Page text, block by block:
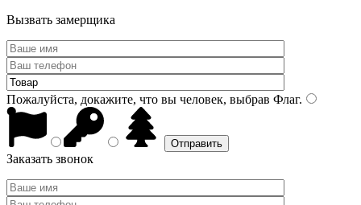
Вызвать замерщика
Пожалуйста, докажите, что вы человек, выбрав Флаг.
Заказать звонок